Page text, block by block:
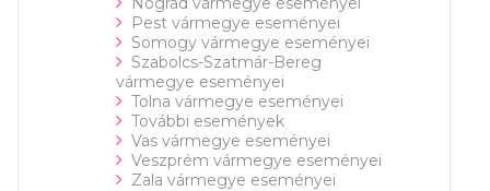
Pest vármegye eseményei
Somogy vármegye eseményei
Szabolcs-Szatmár-Bereg
vármegye eseményei
Tolna vármegye eseményei
További események
Vas vármegye eseményei
Veszprém vármegye eseményei
Zala vármegye eseményei